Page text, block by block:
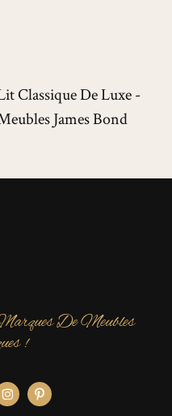
Classique De Luxe -
James Bond
De Meubles
!